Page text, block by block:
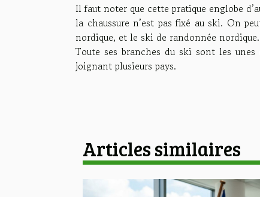
Il faut noter que cette pratique englobe
la chaussure n’est pas fixé au ski. On
nordique, et le ski de randonnée nordique.
Toute ses branches du ski sont les
joignant plusieurs pays.
Articles similaires